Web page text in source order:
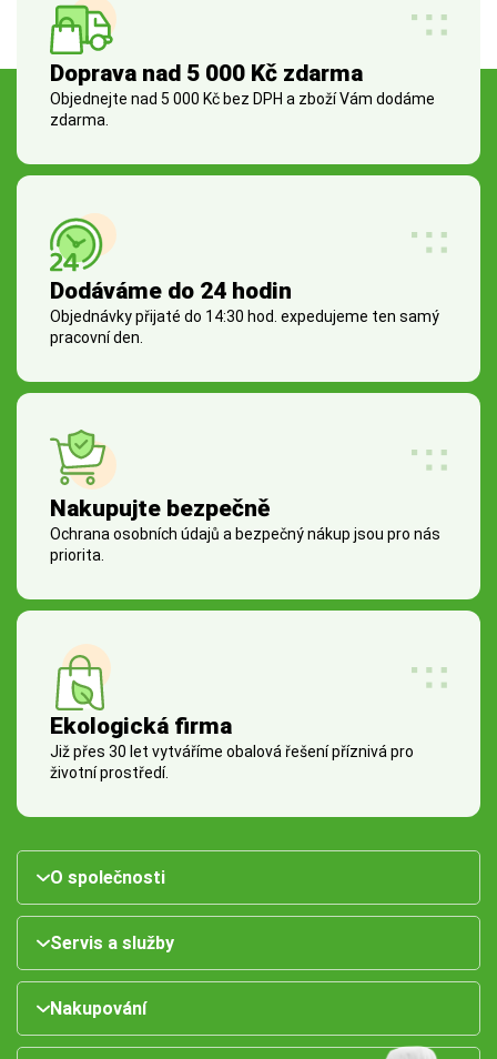
Doprava nad 5 000 Kč zdarma
Objednejte nad 5 000 Kč bez DPH a zboží Vám dodáme
zdarma.
Dodáváme do 24 hodin
Objednávky přijaté do 14:30 hod. expedujeme ten samý
pracovní den.
Nakupujte bezpečně
Ochrana osobních údajů a bezpečný nákup jsou pro nás
priorita.
Ekologická firma
Již přes 30 let vytváříme obalová řešení příznivá pro
životní prostředí.
O společnosti
Servis a služby
Nakupování